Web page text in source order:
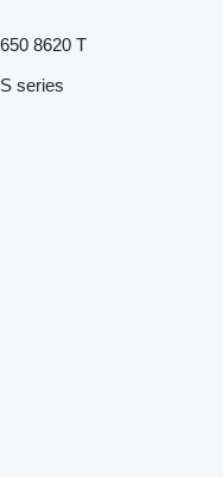
8620 T
S series